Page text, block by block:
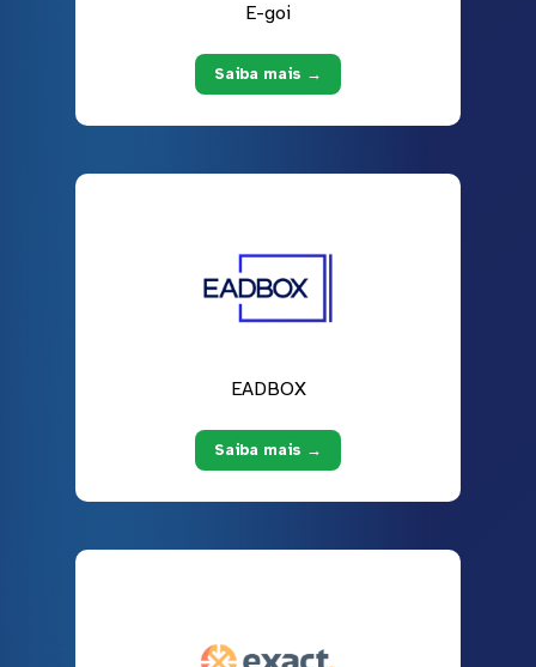
E-goi
Saiba mais →
EADBOX
Saiba mais →